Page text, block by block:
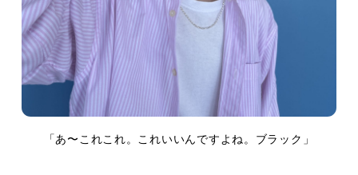
「あ〜これこれ。これいいんですよね。ブラック」